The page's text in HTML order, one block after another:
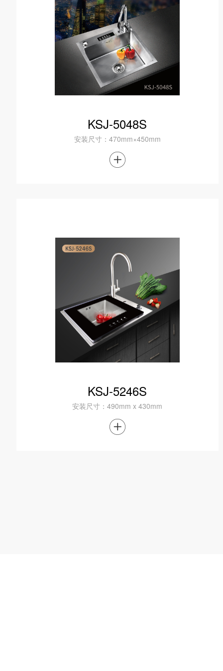
KSJ-5048S
安装尺寸：470mm×450mm
KSJ-5246S
安装尺寸：490mm x 430mm